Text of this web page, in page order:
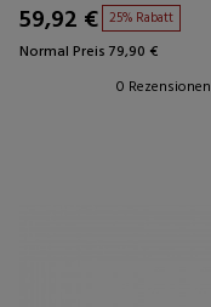
59,92 € 25% Rabatt
Normal Preis 79,90 €
0 Rezensionen